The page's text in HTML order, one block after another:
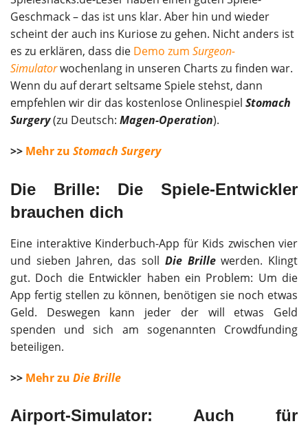
Geschmack – das ist uns klar. Aber hin und wieder
scheint der auch ins Kuriose zu gehen. Nicht anders ist
es zu erklären, dass die Demo zum Surgeon-
Simulatorwochenlang in unseren Charts zu finden war.
Wenn du auf derart seltsame Spiele stehst, dann
empfehlen wir dir das kostenlose Onlinespiel Stomach
Surgery(zu Deutsch: Magen-Operation).
>> Mehr zu Stomach Surgery
Die Brille: Die Spiele-Entwickler
brauchen dich
Eine interaktive Kinderbuch-App für Kids zwischen vier
und sieben Jahren, das soll Die Brillewerden. Klingt
gut. Doch die Entwickler haben ein Problem: Um die
App fertig stellen zu können, benötigen sie noch etwas
Geld. Deswegen kann jeder der will etwas Geld
spenden und sich am sogenannten Crowdfunding
beteiligen.
>> Mehr zu Die Brille
Airport-Simulator: Auch für